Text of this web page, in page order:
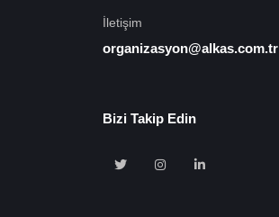
İletişim
organizasyon@alkas.com.tr
Bizi Takip Edin